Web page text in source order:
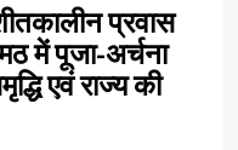
प्रवास
में पूजा-अर्चना
एवं राज्य की